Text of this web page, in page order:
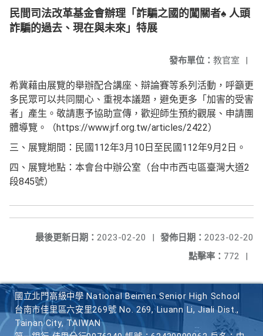
民間司法改革基金會辦理「詐騙之國的闖關者♠ 人頭
詐騙的過去、現在與未來」特展
發布單位： 教官室 |
希冀藉由展覽的舉辦配合講座、辯論賽等系列活動，呼籲更
多民眾可以共同關心、重視本議題，避免更多「加害的受害
者」產生。敬請惠予協助宣傳，歡迎師生預約觀展、申請團
體導覽。（https://www.jrf.org.tw/articles/2422）
三、展覽期間：民國112年3月10日至民國112年9月2日。
四、展覽地點：本會台中辦公室（台中市西屯區臺灣大道2
段845號）
發佈日期： 2023-02-20
最後更新日期： 2023-02-20
|
點擊率： 772 |
國立北門高級中學 National Beimen Senior High School
台南市佳里區六安里269號 No. 269, Liuann Li, Jiali Dist.,
Tainan City, TAIWAN